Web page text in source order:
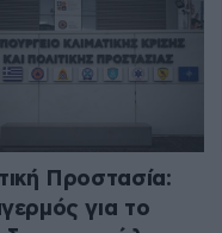
Προστασία:
για το